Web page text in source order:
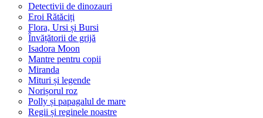
Detectivii de dinozauri
Eroi Rătăciți
Flora, Ursi și Bursi
Învățătorii de grijă
Isadora Moon
Mantre pentru copii
Miranda
Mituri și legende
Norișorul roz
Polly și papagalul de mare
Regii și reginele noastre